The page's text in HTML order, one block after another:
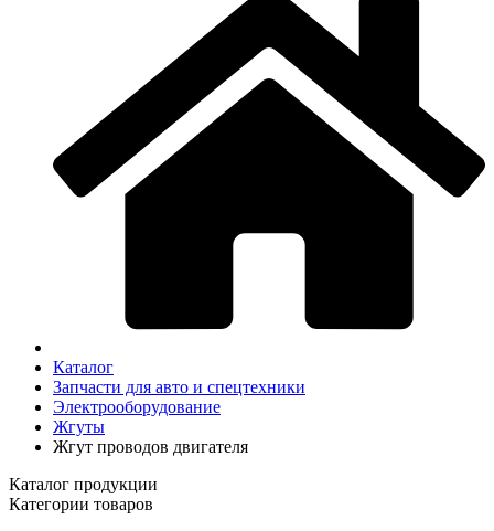
Каталог
Запчасти для авто и спецтехники
Электрооборудование
Жгуты
Жгут проводов двигателя
Каталог продукции
Категории товаров